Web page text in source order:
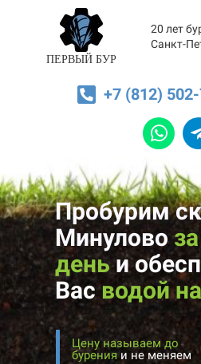
ПЕРВЫЙ БУР
20 лет
Санкт-
+7 (812)
Пробурим
Минулово
деньи
Васводой
Цену называем до
буренияи не меняем